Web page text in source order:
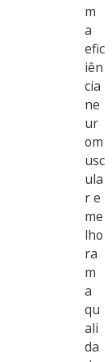
m
a
efic
iên
cia
ne
ur
om
usc
ula
r e
me
lho
ra
m
a
qu
ali
da